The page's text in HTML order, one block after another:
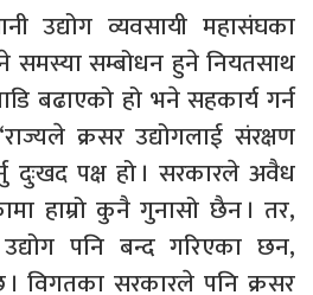
उद्योग व्यवसायी महासंघका
समस्या सम्बोधन हुने नियतसाथ
बढाएको हो भने सहकार्य गर्न
क्रसर उद्योगलाई संरक्षण
दुःखद पक्ष हो । सरकारले अवैध
हाम्रो कुनै गुनासो छैन । तर,
पनि बन्द गरिएका छन,
। विगतका सरकारले पनि क्रसर